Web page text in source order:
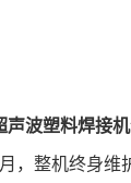
声波塑料焊接机
，整机终身维